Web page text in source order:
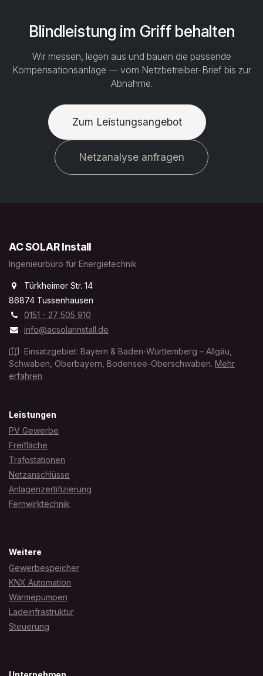
Blindleistung im Griff behalten
Wir messen, legen aus und bauen die passende
Kompensationsanlage — vom Netzbetreiber-Brief bis zur
Abnahme.
Zum Leistungsangebot
Netzanalyse anfragen
AC SOLAR Install
Ingenieurbüro für Energietechnik
Türkheimer Str. 14
86874 Tussenhausen
0151 - 27 505 910
info@acsolarinstall.de
Einsatzgebiet: Bayern & Baden-Württemberg – Allgäu,
Schwaben, Oberbayern, Bodensee-Oberschwaben. Mehr
erfahren
Leistungen
PV Gewerbe
Freifläche
Trafostationen
Netzanschlüsse
Anlagenzertifizierung
Fernwirktechnik
Weitere
Gewerbespeicher
KNX Automation
Wärmepumpen
Ladeinfrastruktur
Steuerung